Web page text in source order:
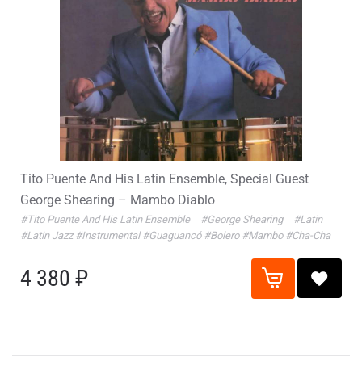
Tito Puente And His Latin Ensemble, Special Guest
George Shearing – Mambo Diablo
#Tito Puente And His Latin Ensemble #George Shearing
#Latin
#Latin Jazz #Instrumental #Guaguancó #Bolero #Mambo #Cha-Cha
4 380 ₽